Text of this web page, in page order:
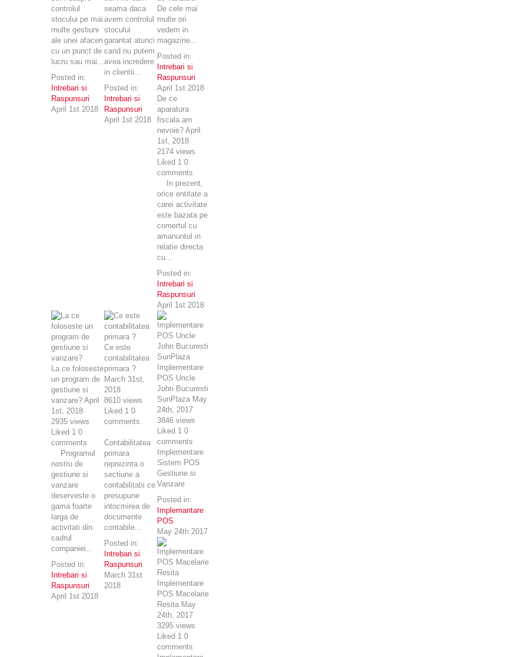
controlul
stocului pe mai
multe gestiuni
ale unei afaceri
cu un punct de
lucru sau mai...
Posted in:
Intrebari si
Raspunsuri
April 1st 2018
seama daca
avem controlul
stocului
garantat atunci
cand nu putem
avea incredere
in clientii...
Posted in:
Intrebari si
Raspunsuri
April 1st 2018
De cele mai
multe ori
vedem in
magazine...
Posted in:
Intrebari si
Raspunsuri
April 1st 2018
De ce
aparatura
fiscala am
nevoie? April
1st, 2018
2174 views
Liked 1 0
comments
In prezent,
orice entitate a
carei activitate
este bazata pe
comertul cu
amanuntul in
relatie directa
cu...
Posted in:
Intrebari si
Raspunsuri
April 1st 2018
La ce foloseste
un program de
gestiune si
vanzare? April
1st, 2018
2935 views
Liked 1 0
comments
Programul
nostru de
gestiune si
vanzare
deserveste o
gama foarte
larga de
activitati din
cadrul
companiei...
Posted in:
Intrebari si
Raspunsuri
April 1st 2018
Ce este
contabilitatea
primara ?
March 31st,
2018
8610 views
Liked 1 0
comments
Contabilitatea
primara
reprezinta o
sectiune a
contabilitatii ce
presupune
intocmirea de
documente
contabile...
Posted in:
Intrebari si
Raspunsuri
March 31st
2018
Implementare
POS Uncle
John Bucuresti
SunPlaza May
24th, 2017
3846 views
Liked 1 0
comments
Implementare
Sistem POS
Gestiune si
Vanzare
Posted in:
Implemantare
POS
May 24th 2017
Implementare
POS Macelarie
Resita May
24th, 2017
3295 views
Liked 1 0
comments